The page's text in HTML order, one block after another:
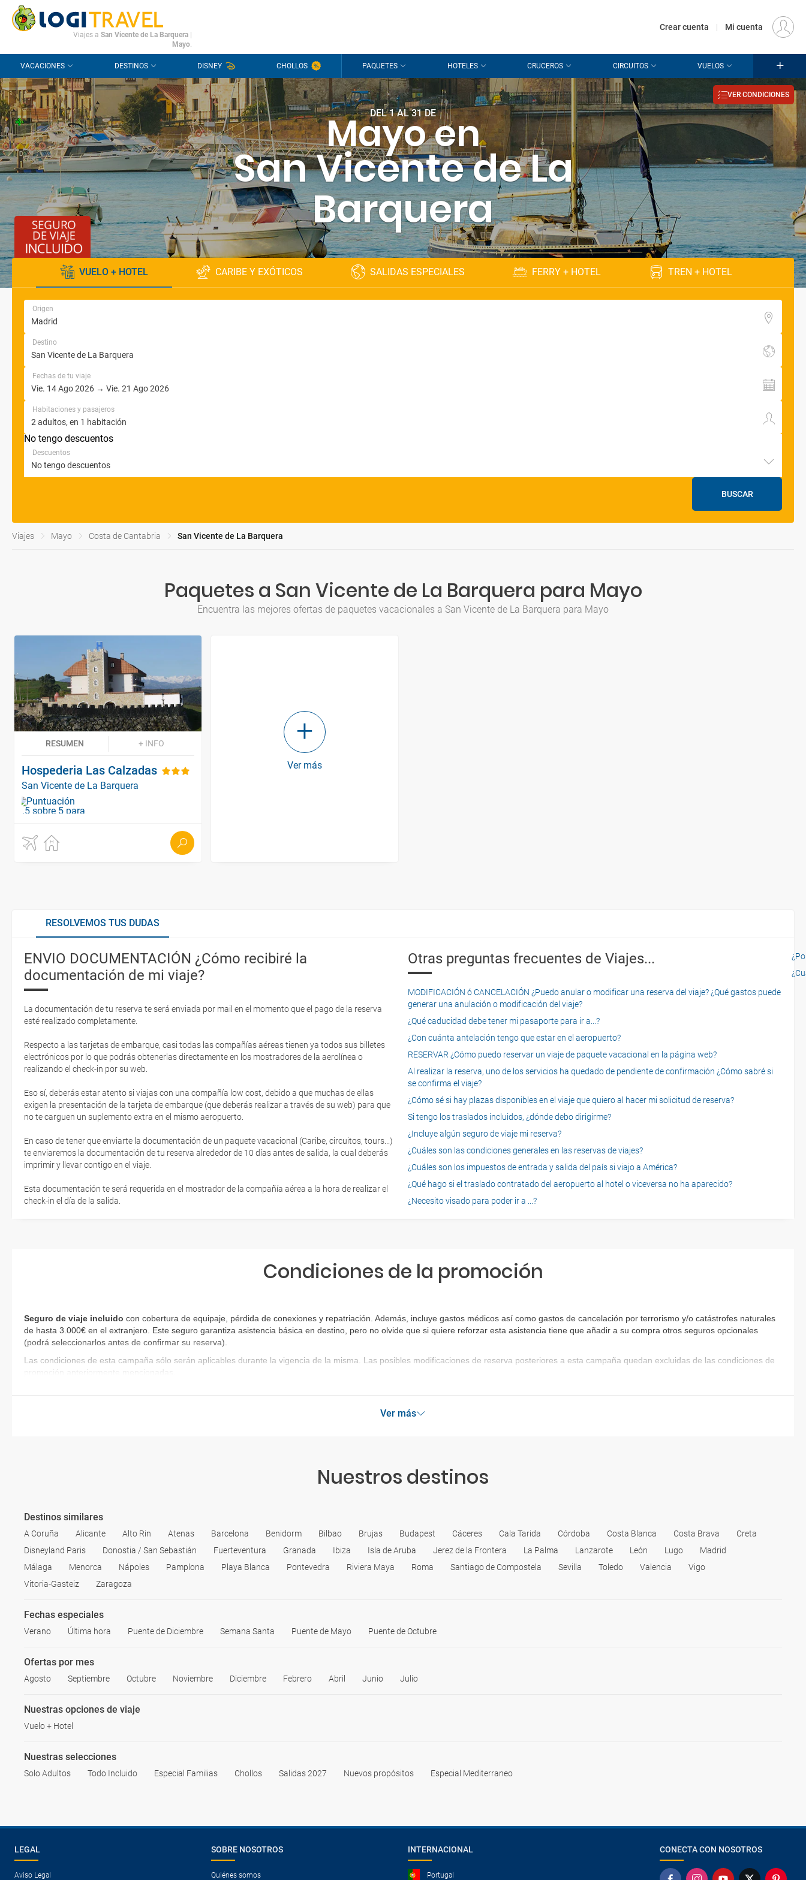
CONTACTO PREGUNTAS FRECUENTES
Viajes a San Vicente de La Barquera
Mayo.
Crear cuenta | Mi cuenta
VACACIONES DESTINOS DISNEY CHOLLOS PAQUETES HOTELES CRUCEROS CIRCUITOS VUELOS
DEL 1 AL 31 DE
Mayo en
San Vicente de La
Barquera
VER CONDICIONES
VUELO + HOTEL CARIBE Y EXÓTICOS SALIDAS ESPECIALES FERRY + HOTEL TREN + HOTEL
Origen
Destino
Fechas de tu viaje
Habitaciones y pasajeros
No tengo descuentos
Descuentos
BUSCAR
Viajes Mayo Costa de Cantabria San Vicente de La Barquera
Paquetes a San Vicente de La Barquera para Mayo
Encuentra las mejores ofertas de paquetes vacacionales a San Vicente de La Barquera para Mayo
RESUMEN + INFO
Hospederia Las Calzadas
San Vicente de La Barquera
Ver más
RESOLVEMOS TUS DUDAS
ENVIO DOCUMENTACIÓN ¿Cómo recibiré la
documentación de mi viaje?
La documentación de tu reserva te será enviada por mail en el momento que el pago de la reserva
esté realizado completamente.
Respecto a las tarjetas de embarque, casi todas las compañías aéreas tienen ya todos sus billetes
electrónicos por lo que podrás obtenerlas directamente en los mostradores de la aerolínea o
realizando el check-in por su web.
Eso sí, deberás estar atento si viajas con una compañía low cost, debido a que muchas de ellas
exigen la presentación de la tarjeta de embarque (que deberás realizar a través de su web) para que
no te carguen un suplemento extra en el mismo aeropuerto.
En caso de tener que enviarte la documentación de un paquete vacacional (Caribe, circuitos, tours...)
te enviaremos la documentación de tu reserva alrededor de 10 días antes de salida, la cual deberás
imprimir y llevar contigo en el viaje.
Esta documentación te será requerida en el mostrador de la compañía aérea a la hora de realizar el
check-in el día de la salida.
Otras preguntas frecuentes de Viajes...
MODIFICACIÓN ó CANCELACIÓN ¿Puedo anular o modificar una reserva del viaje? ¿Qué gastos puede
generar una anulación o modificación del viaje?
¿Qué caducidad debe tener mi pasaporte para ir a...?
¿Con cuánta antelación tengo que estar en el aeropuerto?
RESERVAR ¿Cómo puedo reservar un viaje de paquete vacacional en la página web?
Al realizar la reserva, uno de los servicios ha quedado de pendiente de confirmación ¿Cómo sabré si
se confirma el viaje?
¿Cómo sé si hay plazas disponibles en el viaje que quiero al hacer mi solicitud de reserva?
Si tengo los traslados incluidos, ¿dónde debo dirigirme?
¿Incluye algún seguro de viaje mi reserva?
¿Cuáles son las condiciones generales en las reservas de viajes?
¿Cuáles son los impuestos de entrada y salida del país si viajo a América?
¿Qué hago si el traslado contratado del aeropuerto al hotel o viceversa no ha aparecido?
¿Necesito visado para poder ir a ...?
Condiciones de la promoción
Seguro de viaje incluido con cobertura de equipaje, pérdida de conexiones y repatriación. Además, incluye gastos médicos así como gastos de cancelación por terrorismo y/o catástrofes naturales
de hasta 3.000€ en el extranjero. Este seguro garantiza asistencia básica en destino, pero no olvide que si quiere reforzar esta asistencia tiene que añadir a su compra otros seguros opcionales
(podrá seleccionarlos antes de confirmar su reserva)
Las condiciones de esta campaña sólo serán aplicables durante la vigencia de la misma. Las posibles modificaciones de reserva posteriores a esta campaña quedan excluidas de las condiciones de
promoción anteriormente mencionadas.
Ver más
Nuestros destinos
Destinos similares
A Coruña Alicante Alto Rin Atenas Barcelona Benidorm Bilbao Brujas Budapest Cáceres Cala Tarida Córdoba Costa Blanca Costa Brava
Creta
Disneyland Paris
Donostia / San Sebastián Fuerteventura Granada Ibiza Isla de Aruba Jerez de la Frontera La Palma Lanzarote León Lugo
Madrid
Málaga
Menorca Nápoles Pamplona Playa Blanca Pontevedra Riviera Maya Roma Santiago de Compostela Sevilla Toledo Valencia
Vigo
Vitoria-Gasteiz
Zaragoza
Fechas especiales
Verano Última hora Puente de Diciembre Semana Santa Puente de Mayo Puente de Octubre
Ofertas por mes
Agosto Septiembre Octubre Noviembre Diciembre Febrero Abril Junio Julio
Nuestras opciones de viaje
Vuelo + Hotel
Nuestras selecciones
Solo Adultos Todo Incluido Especial Familias Chollos Salidas 2027 Nuevos propósitos Especial Mediterraneo
LEGAL
Aviso Legal
SOBRE NOSOTROS
Quiénes somos
INTERNACIONAL
Portugal
CONECTA CON NOSOTROS